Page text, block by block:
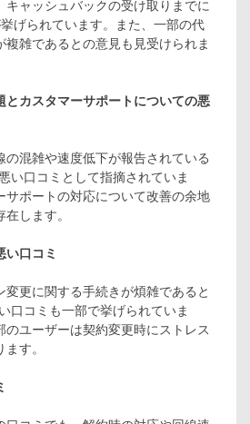
キャッシュバックの受け取りまでに
げられています。また、一部の代
複雑であるとの意見も見受けられま
とカスタマーサポートについての悪
の混雑や速度低下が報告されている
い口コミとして指摘されていま
サポートの対応について改善の余地
します。
い口コミ
変更に関する手続きが煩雑であると
口コミも一部で挙げられていま
のユーザーは契約変更時にストレス
す。